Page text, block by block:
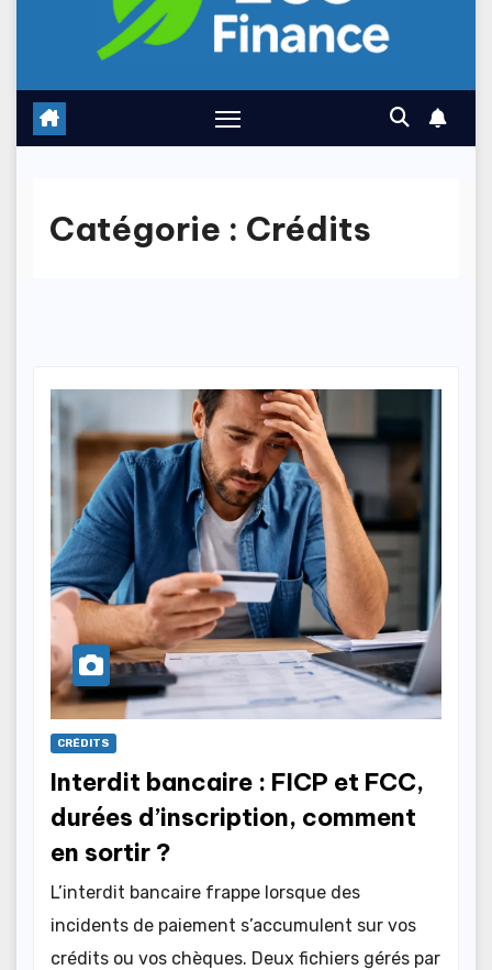
Catégorie : Crédits
CRÉDITS
Interdit bancaire : FICP et FCC,
durées d’inscription, comment
en sortir ?
L’interdit bancaire frappe lorsque des
incidents de paiement s’accumulent sur vos
crédits ou vos chèques. Deux fichiers gérés par